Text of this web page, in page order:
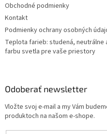
Obchodné podmienky
Kontakt
Podmienky ochrany osobných
Teplota farieb: studená,
farbu svetla pre vaše priestory
Odoberať newsletter
Vložte svoj e-mail a my Vám
produktoch na našom e-shope.